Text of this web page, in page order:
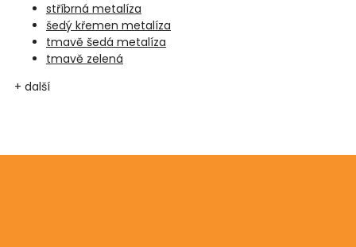
stříbrná metalíza
šedý křemen metalíza
tmavě šedá metalíza
tmavě zelená
+ další